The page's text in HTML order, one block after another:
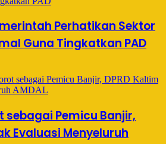
Perhatikan Sektor
Guna Tingkatkan PAD
sebagai Pemicu Banjir,
Evaluasi Menyeluruh